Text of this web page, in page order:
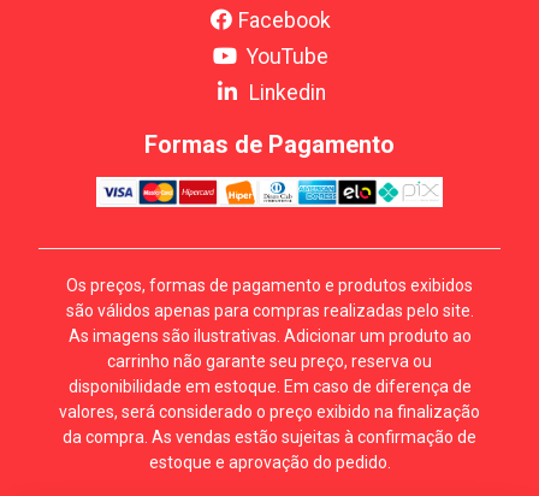
Facebook
YouTube
Linkedin
Formas de Pagamento
Os preços, formas de pagamento e produtos exibidos
são válidos apenas para compras realizadas pelo site.
As imagens são ilustrativas. Adicionar um produto ao
carrinho não garante seu preço, reserva ou
disponibilidade em estoque. Em caso de diferença de
valores, será considerado o preço exibido na finalização
da compra. As vendas estão sujeitas à confirmação de
estoque e aprovação do pedido.